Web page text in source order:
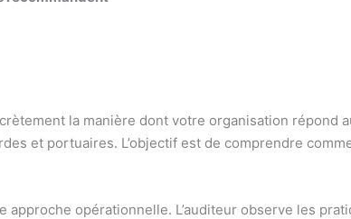
la manière dont votre organisation répond
et portuaires. L’objectif est de comprendre
opérationnelle. L’auditeur observe les